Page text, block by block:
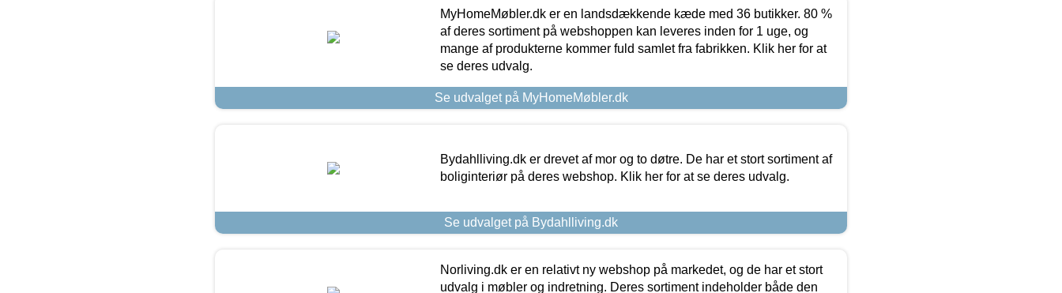
MyHomeMøbler.dk er en landsdækkende kæde med 36 butikker. 80 %
af deres sortiment på webshoppen kan leveres inden for 1 uge, og
mange af produkterne kommer fuld samlet fra fabrikken. Klik her for at
se deres udvalg.
Se udvalget på MyHomeMøbler.dk
Bydahlliving.dk er drevet af mor og to døtre. De har et stort sortiment af
boliginteriør på deres webshop. Klik her for at se deres udvalg.
Se udvalget på Bydahlliving.dk
Norliving.dk er en relativt ny webshop på markedet, og de har et stort
udvalg i møbler og indretning. Deres sortiment indeholder både den